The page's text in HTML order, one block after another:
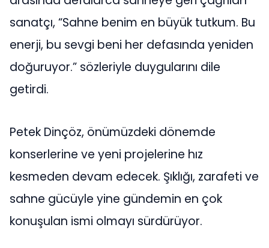
sanatçı, “Sahne benim en büyük tutkum. Bu
enerji, bu sevgi beni her defasında yeniden
doğuruyor.” sözleriyle duygularını dile
getirdi.
Petek Dinçöz, önümüzdeki dönemde
konserlerine ve yeni projelerine hız
kesmeden devam edecek. Şıklığı, zarafeti ve
sahne gücüyle yine gündemin en çok
konuşulan ismi olmayı sürdürüyor.